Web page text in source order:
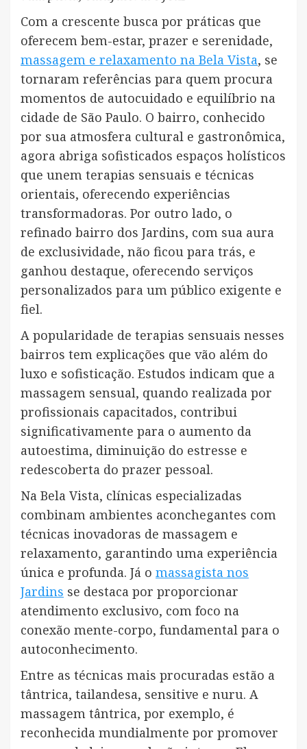
Com a crescente busca por práticas que
oferecem bem-estar, prazer e serenidade,
massagem e relaxamento na Bela Vista, se
tornaram referências para quem procura
momentos de autocuidado e equilíbrio na
cidade de São Paulo. O bairro, conhecido
por sua atmosfera cultural e gastronômica,
agora abriga sofisticados espaços holísticos
que unem terapias sensuais e técnicas
orientais, oferecendo experiências
transformadoras. Por outro lado, o
refinado bairro dos Jardins, com sua aura
de exclusividade, não ficou para trás, e
ganhou destaque, oferecendo serviços
personalizados para um público exigente e
fiel.
A popularidade de terapias sensuais nesses
bairros tem explicações que vão além do
luxo e sofisticação. Estudos indicam que a
massagem sensual, quando realizada por
profissionais capacitados, contribui
significativamente para o aumento da
autoestima, diminuição do estresse e
redescoberta do prazer pessoal.
Na Bela Vista, clínicas especializadas
combinam ambientes aconchegantes com
técnicas inovadoras de massagem e
relaxamento, garantindo uma experiência
única e profunda. Já o massagista nos
Jardins se destaca por proporcionar
atendimento exclusivo, com foco na
conexão mente-corpo, fundamental para o
autoconhecimento.
Entre as técnicas mais procuradas estão a
tântrica, tailandesa, sensitive e nuru. A
massagem tântrica, por exemplo, é
reconhecida mundialmente por promover